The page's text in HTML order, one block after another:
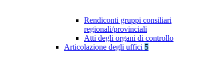
Rendiconti gruppi consiliari
regionali/provinciali
Atti degli organi di controllo
Articolazione degli uffici 5